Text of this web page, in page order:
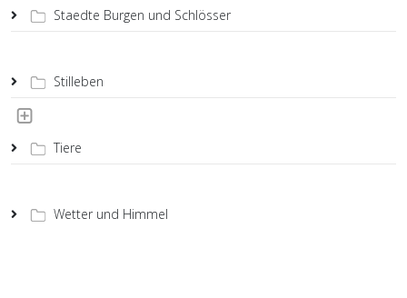
Staedte Burgen und Schlösser
Stilleben
Tiere
Wetter und Himmel